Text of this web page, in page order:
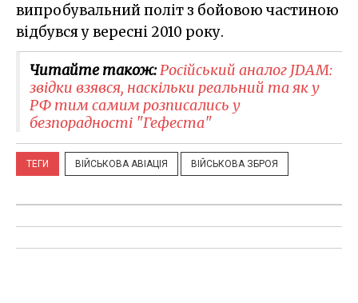
випробувальний політ з бойовою частиною
відбувся у вересні 2010 року.
Читайте також:Російський аналог JDAM:
звідки взявся, наскільки реальний та як у
РФ тим самим розписались у
безпорадності "Гефеста"
ТЕГИ ВІЙСЬКОВА АВІАЦІЯ ВІЙСЬКОВА ЗБРОЯ